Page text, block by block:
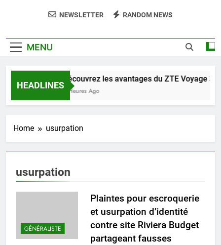
NEWSLETTER RANDOM NEWS
MENU
HEADLINES
Découvrez les avantages du ZTE Voyage
2 Heures Ago
Home usurpation
usurpation
GÉNÉRALISTE
Plaintes pour escroquerie
et usurpation d’identité
contre site Riviera Budget
partageant fausses